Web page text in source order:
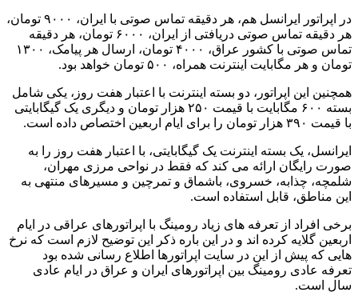
در اپراتور ایرانسل هم، هر دقیقه تماس صوتی با ایران، ۹۰۰۰ تومان،
هر دقیقه تماس صوتی دریافتی از ایران، ۶۰۰۰ تومان، هر دقیقه
تماس صوتی با کشور عراق، ۴۰۰۰ تومان، ارسال هر پیامک، ۱۳۰۰
تومان و هر مگابایت اینترنت همراه، ۵۰۰ تومان خواهد بود.
همچنین این اپراتور، دو بسته اینترنت با اعتبار هفت روز، یکی شامل
بسته ۶۰۰ مگابایت با قیمت ۲۵۰ هزار تومان و دیگری یک گیگابایتی
با قیمت ۳۹۰ هزار تومان را برای ایام اربعین اختصاص داده است.
ایرانسل‌، یک بسته‌ اینترنت یک گیگابایتی، با اعتبار هفت روز را به
صورت رایگان ارائه می کند که فقط در نواحی مرزی مهران،
شلمچه، چذابه، خسروی، باشماق و تمرچین و مسیرهای منتهی به
این مناطق، قابل استفاده است.
برخی افراد از تعرفه های زیاد رومینگ با اپراتورهای عراقی در ایام
اربعین گلایه کرده اند و در این باره ذکر این توضیح لازم است که نرخ
هایی که پیش از این در سایت اپراتورها اطلاع رسانی شده بود
تعرفه عادی رومینگ بین اپراتورهای ایران و عراق در ایام عادی
سال است.